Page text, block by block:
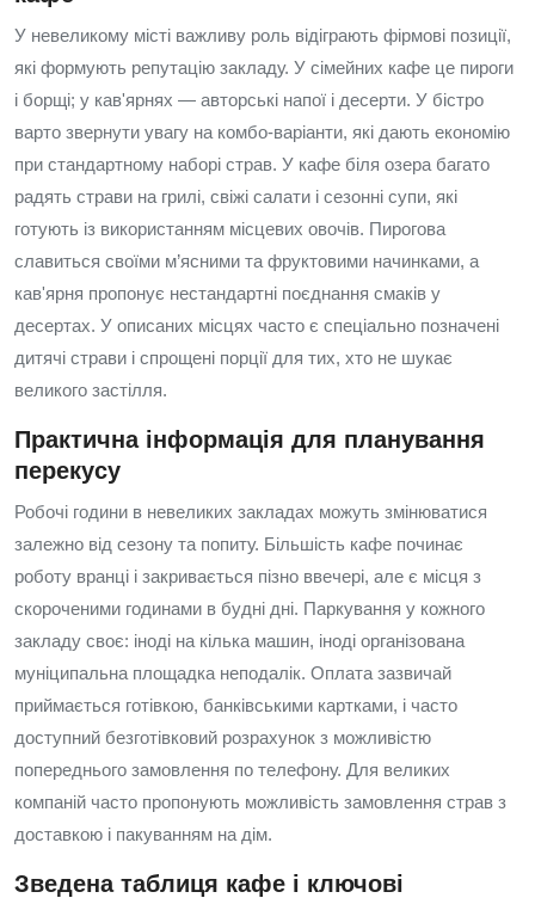
У невеликому місті важливу роль відіграють фірмові позиції,
які формують репутацію закладу. У сімейних кафе це пироги
і борщі; у кав'ярнях — авторські напої і десерти. У бістро
варто звернути увагу на комбо-варіанти, які дають економію
при стандартному наборі страв. У кафе біля озера багато
радять страви на грилі, свіжі салати і сезонні супи, які
готують із використанням місцевих овочів. Пирогова
славиться своїми м’ясними та фруктовими начинками, а
кав'ярня пропонує нестандартні поєднання смаків у
десертах. У описаних місцях часто є спеціально позначені
дитячі страви і спрощені порції для тих, хто не шукає
великого застілля.
Практична інформація для планування
перекусу
Робочі години в невеликих закладах можуть змінюватися
залежно від сезону та попиту. Більшість кафе починає
роботу вранці і закривається пізно ввечері, але є місця з
скороченими годинами в будні дні. Паркування у кожного
закладу своє: іноді на кілька машин, іноді організована
муніципальна площадка неподалік. Оплата зазвичай
приймається готівкою, банківськими картками, і часто
доступний безготівковий розрахунок з можливістю
попереднього замовлення по телефону. Для великих
компаній часто пропонують можливість замовлення страв з
доставкою і пакуванням на дім.
Зведена таблиця кафе і ключові